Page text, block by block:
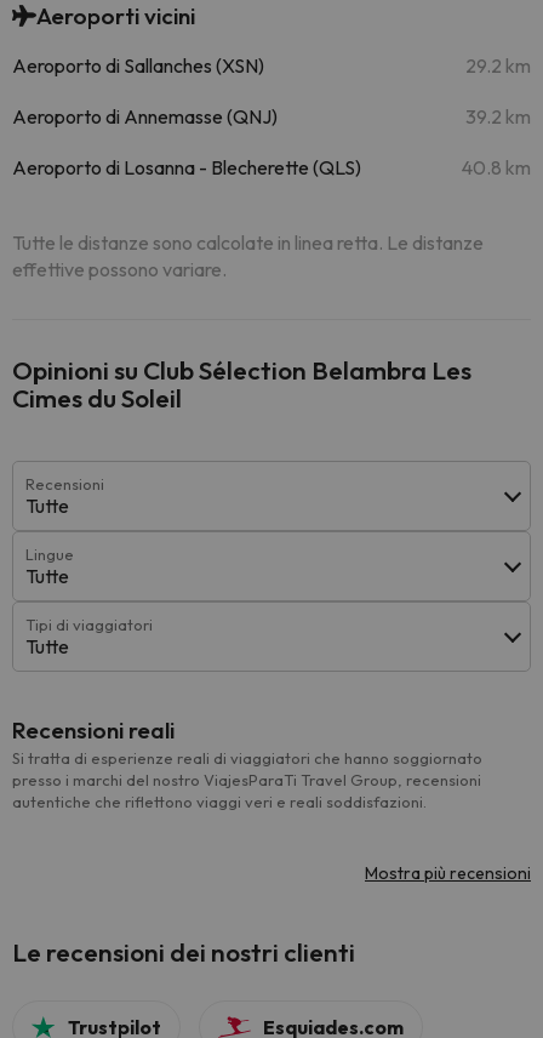
Aeroporti vicini
Aeroporto di Sallanches (XSN) 29.2 km
Aeroporto di Annemasse (QNJ) 39.2 km
Aeroporto di Losanna - Blecherette (QLS) 40.8 km
Tutte le distanze sono calcolate in linea retta. Le distanze
effettive possono variare.
Opinioni su Club Sélection Belambra Les
Cimes du Soleil
Recensioni
Tutte
Lingue
Tutte
Tipi di viaggiatori
Tutte
Recensioni reali
Si tratta di esperienze reali di viaggiatori che hanno soggiornato
presso i marchi del nostro ViajesParaTi Travel Group, recensioni
autentiche che riflettono viaggi veri e reali soddisfazioni.
Mostra più recensioni
Le recensioni dei nostri clienti
Trustpilot Esquiades.com